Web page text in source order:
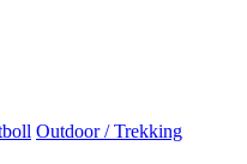
Outdoor / Trekking